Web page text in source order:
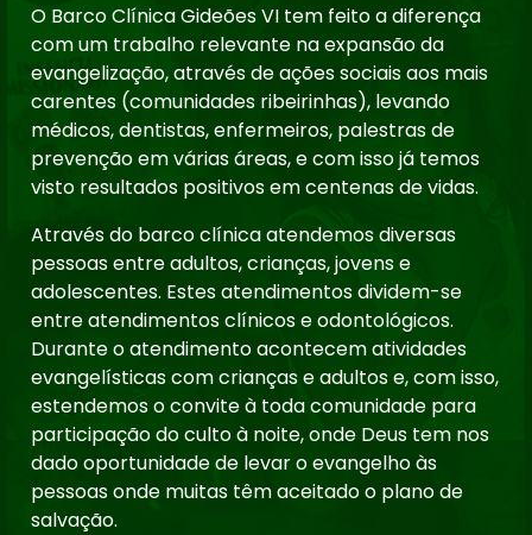
O Barco Clínica Gideões VI tem feito a diferença
com um trabalho relevante na expansão da
evangelização, através de ações sociais aos mais
carentes (comunidades ribeirinhas), levando
médicos, dentistas, enfermeiros, palestras de
prevenção em várias áreas, e com isso já temos
visto resultados positivos em centenas de vidas.
Através do barco clínica atendemos diversas
pessoas entre adultos, crianças, jovens e
adolescentes. Estes atendimentos dividem-se
entre atendimentos clínicos e odontológicos.
Durante o atendimento acontecem atividades
evangelísticas com crianças e adultos e, com isso,
estendemos o convite à toda comunidade para
participação do culto à noite, onde Deus tem nos
dado oportunidade de levar o evangelho às
pessoas onde muitas têm aceitado o plano de
salvação.